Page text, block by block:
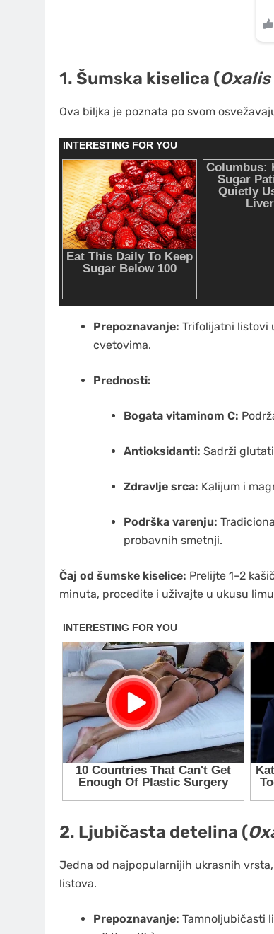
1. Šumska kiselica (
Ova biljka je poznata po svom
Prepoznavanje: Trifolijatni listovi
cvetovima.
Prednosti:
Bogata vitaminom C:
Antioksidanti: Sadrži
Zdravlje srca: Kalijum i
Podrška varenju:
probavnih smetnji.
Čaj od šumske kiselice: Prelijte 1–2
minuta, procedite i uživajte u ukusu
2. Ljubičasta detelina (
Jedna od najpopularnijih ukrasnih
listova.
Prepoznavanje: Tamnoljubičasti